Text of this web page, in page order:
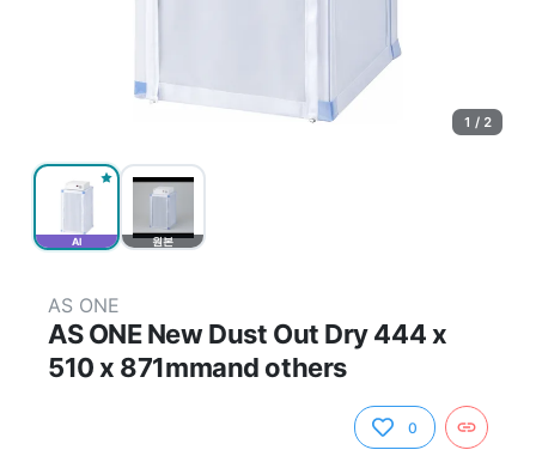
AI 원본
1 / 2
AS ONE
AS ONE New Dust Out Dry 444 x
510 x 871mmand others
0